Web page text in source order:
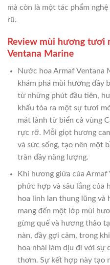
mà còn là một tác phẩm
rũ.
Review mùi hương tươi
Ventana Marine
Nước hoa Armaf Ventana
khám phá mùi hương đầy
từ những phút đầu tiên,
khấu tỏa ra một sự tươi
mát lành từ biển cả vùng
rực rỡ. Mỗi giọt hương
và sức sống, tạo nên một
tràn đầy năng lượng.
Khi hương giữa của
phức hợp và sâu lắng của
hoa linh lan thung lũng và
mang đến một lớp mùi
gừng quế và hương thảo
nàn, đầy gợi cảm, trong
hoa nhài làm dịu đi với sự
thơm. Sự kết hợp này tạo